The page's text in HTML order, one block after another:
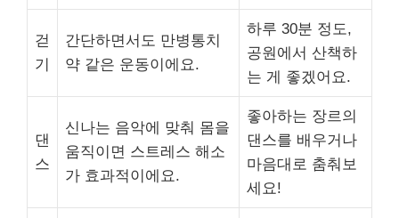
걷
기
간단하면서도 만병통치
약 같은 운동이에요.
하루 30분 정도,
공원에서 산책하
는 게 좋겠어요.
댄
스
신나는 음악에 맞춰 몸을
움직이면 스트레스 해소
가 효과적이에요.
좋아하는 장르의
댄스를 배우거나
마음대로 춤춰보
세요!